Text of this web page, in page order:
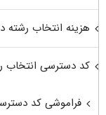
هزینه انتخاب رشته
کد دسترسی انتخاب
فراموشی کد